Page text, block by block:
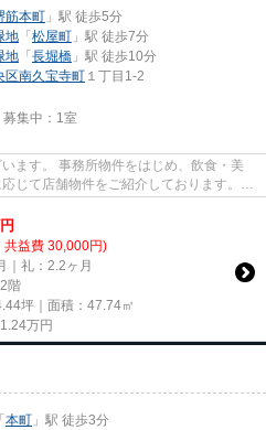
筋本町 」駅 徒歩5分
地 「松屋町 」駅 徒歩7分
地 「長堀橋 」駅 徒歩10分
区南久宝寺町 １丁目1-2
集中： 1室
ます。 事務所物件をはじめ、飲食・美
じて店舗物件をご紹介しております。
円
共益費 30,000円)
｜礼：2.2ヶ月
階
坪｜面積：47.74㎡
1.24万円
「本町 」駅 徒歩3分